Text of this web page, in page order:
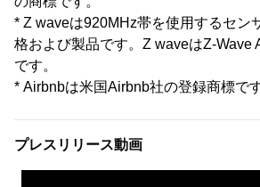
* Z waveは920MHz帯を使用するセン
格および製品です。Z waveはZ-Wave
です。
* Airbnbは米国Airbnb社の登録商標です
プレスリリース動画